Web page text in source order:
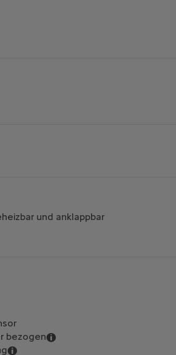
und anklappbar
bezogen